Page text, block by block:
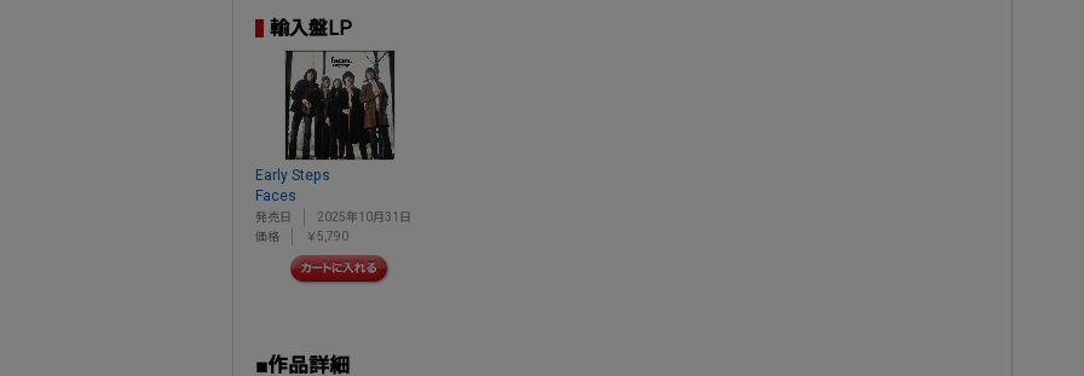
輸入盤LP
Early Steps
Faces
発売日
2025年10月31日
価格
￥5,790
■作品詳細